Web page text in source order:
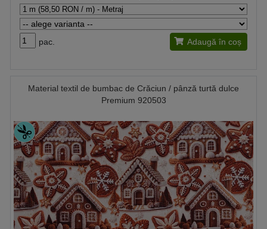
pac. Adaugă în coș
Material textil de bumbac de Crăciun / pânză turtă dulce
Premium 920503